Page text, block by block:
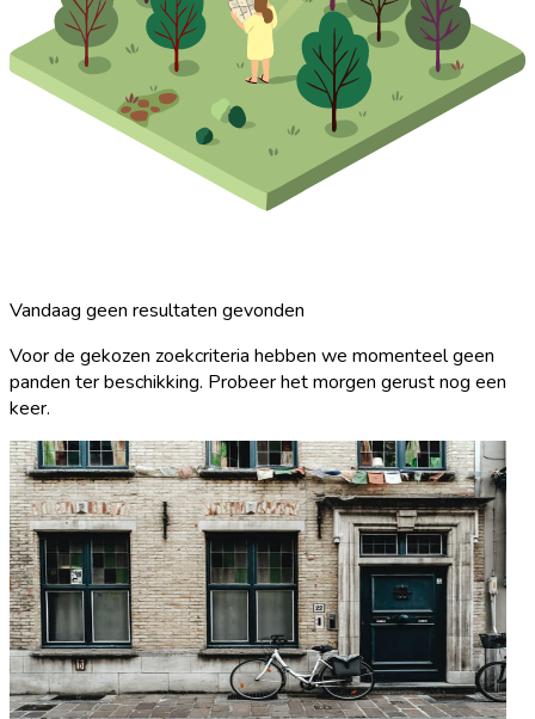
Vandaag geen resultaten gevonden
Voor de gekozen zoekcriteria hebben we momenteel geen
panden ter beschikking. Probeer het morgen gerust nog een
keer.